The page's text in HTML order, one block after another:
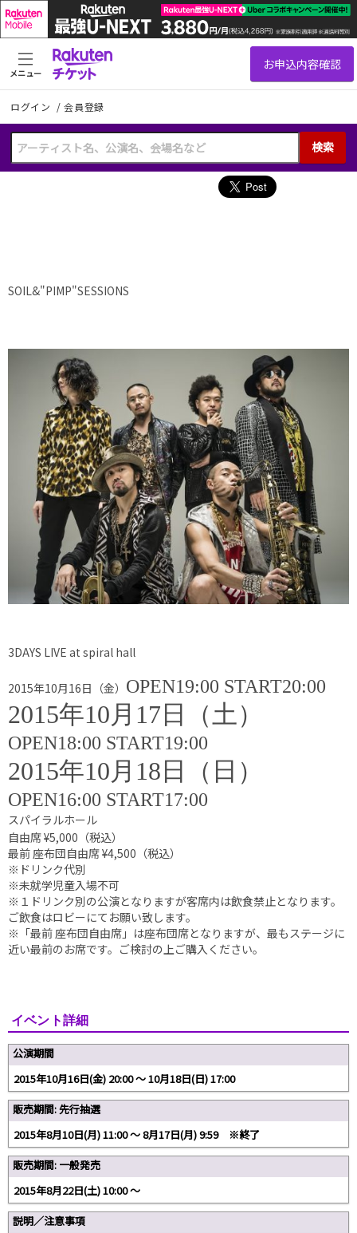
ログイン /会員登録
検索
メニュー
SOIL&"PIMP"SESSIONS
3DAYS LIVE at spiral hall
2015年10月16日（金） OPEN19:00 START20:00
2015年10月17日（土）
OPEN18:00 START19:00
2015年10月18日（日）
OPEN16:00 START17:00
スパイラルホール
自由席 ¥5,000 （税込）
最前 座布団自由席 ¥4,500 （税込）
※ドリンク代別
※未就学児童入場不可
※１ドリンク別の公演となりますが客席内は飲食禁止となります。
ご飲食はロビーにてお願い致します。
※「最前 座布団自由席」は座布団席となりますが、最もステージに
近い最前のお席です。ご検討の上ご購入ください。
イベント詳細
公演期間
2015年10月16日(金) 20:00 〜 10月18日(日) 17:00
販売期間: 先行抽選
2015年8月10日(月) 11:00 〜 8月17日(月) 9:59 ※終了
販売期間: 一般発売
2015年8月22日(土) 10:00 〜
説明／注意事項